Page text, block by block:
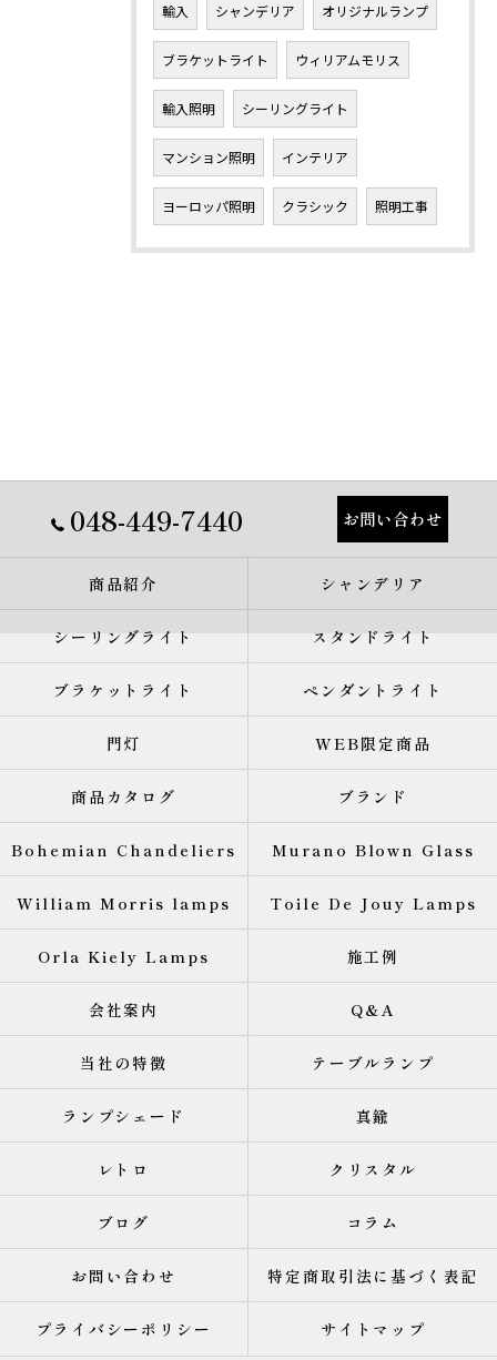
輸入 シャンデリア オリジナルランプ
ブラケットライト ウィリアムモリス
輸入照明 シーリングライト
マンション照明 インテリア
ヨーロッパ照明 クラシック 照明工事
048-449-7440 お問い合わせ
商品紹介 シャンデリア
シーリングライト スタンドライト
ブラケットライト ペンダントライト
門灯 WEB限定商品
商品カタログ ブランド
Bohemian Chandeliers Murano Blown Glass
William Morris lamps Toile De Jouy Lamps
Orla Kiely Lamps 施工例
会社案内 Q&A
当社の特徴 テーブルランプ
ランプシェード 真鍮
レトロ クリスタル
ブログ コラム
お問い合わせ 特定商取引法に基づく表記
プライバシーポリシー サイトマップ